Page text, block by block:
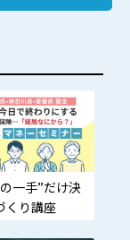
一手”だけ決
くり講座